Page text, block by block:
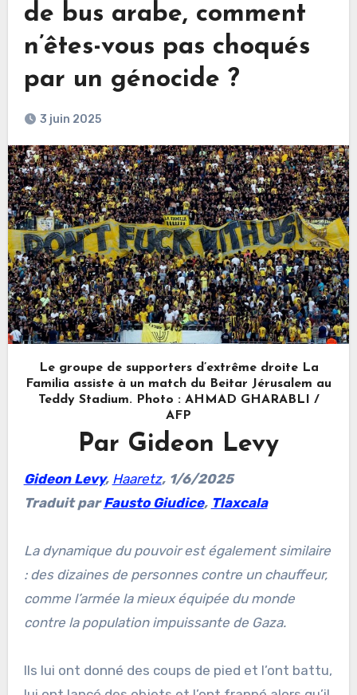
de bus arabe, comment
n’êtes-vous pas choqués
par un génocide ?
3 juin 2025
Le groupe de supporters d’extrême droite La
Familia assiste à un match du Beitar Jérusalem au
Teddy Stadium. Photo : AHMAD GHARABLI /
AFP
Par Gideon Levy
Gideon Levy, Haaretz, 1/6/2025
Traduit parFausto Giudice, Tlaxcala
La dynamique du pouvoir est également similaire
: des dizaines de personnes contre un chauffeur,
comme l’armée la mieux équipée du monde
contre la population impuissante de Gaza.
Ils lui ont donné des coups de pied et l’ont battu,